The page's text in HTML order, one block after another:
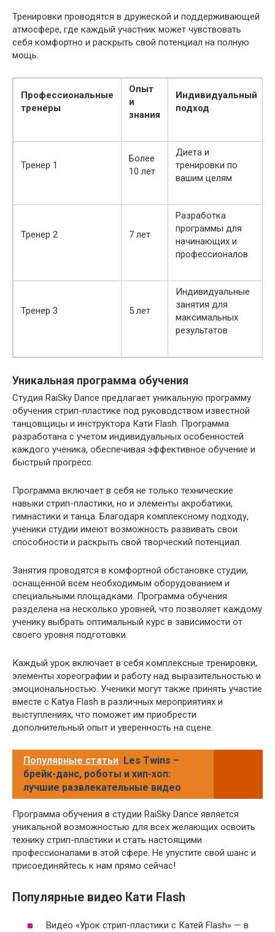
Тренировки проводятся в дружеской и поддерживающей
атмосфере, где каждый участник может чувствовать
себя комфортно и раскрыть свой потенциал на полную
мощь.
Профессиональные
тренеры
Опыт
и
знания
Индивидуальный
подход
Тренер 1
Более
10 лет
Диета и
тренировки по
вашим целям
Тренер 2 7 лет
Разработка
программы для
начинающих и
профессионалов
Тренер 3 5 лет
Индивидуальные
занятия для
максимальных
результатов
Уникальная программа обучения
Студия RaiSky Dance предлагает уникальную программу
обучения стрип-пластике под руководством известной
танцовщицы и инструктора Кати Flash. Программа
разработана с учетом индивидуальных особенностей
каждого ученика, обеспечивая эффективное обучение и
быстрый прогресс.
Программа включает в себя не только технические
навыки стрип-пластики, но и элементы акробатики,
гимнастики и танца. Благодаря комплексному подходу,
ученики студии имеют возможность развивать свои
способности и раскрыть свой творческий потенциал.
Занятия проводятся в комфортной обстановке студии,
оснащенной всем необходимым оборудованием и
специальными площадками. Программа обучения
разделена на несколько уровней, что позволяет каждому
ученику выбрать оптимальный курс в зависимости от
своего уровня подготовки.
Каждый урок включает в себя комплексные тренировки,
элементы хореографии и работу над выразительностью и
эмоциональностью. Ученики могут также принять участие
вместе с Katya Flash в различных мероприятиях и
выступлениях, что поможет им приобрести
дополнительный опыт и уверенность на сцене.
Популярные статьи Les Twins –
брейк-данс, роботы и хип-хоп:
лучшие развлекательные видео
Программа обучения в студии RaiSky Dance является
уникальной возможностью для всех желающих освоить
технику стрип-пластики и стать настоящими
профессионалами в этой сфере. Не упустите свой шанс и
присоединяйтесь к нам прямо сейчас!
Популярные видео Кати Flash
Видео «Урок стрип-пластики с Катей Flash» — в